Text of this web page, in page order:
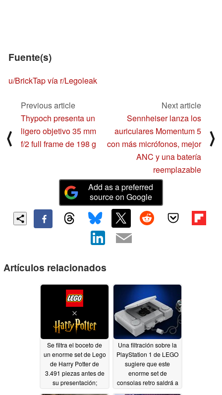
Fuente(s)
u/BrickTap vía r/Legoleak
⟨
Previous article
Thypoch presenta un
ligero objetivo 35 mm
f/2 full frame de 198 g
Next article
Sennheiser lanza los
auriculares Momentum 5
con más micrófonos, mejor
ANC y una batería
reemplazable
⟩
Add as a preferred
source on Google
Artículos relacionados
Se filtra el boceto de
un enorme set de Lego
de Harry Potter de
3.491 piezas antes de
su presentación;
Una filtración sobre la
PlayStation 1 de LEGO
sugiere que este
enorme set de
consolas retro saldrá a